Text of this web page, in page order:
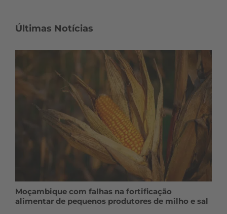
Últimas Notícias
Moçambique com falhas na fortificação
alimentar de pequenos produtores de milho e sal